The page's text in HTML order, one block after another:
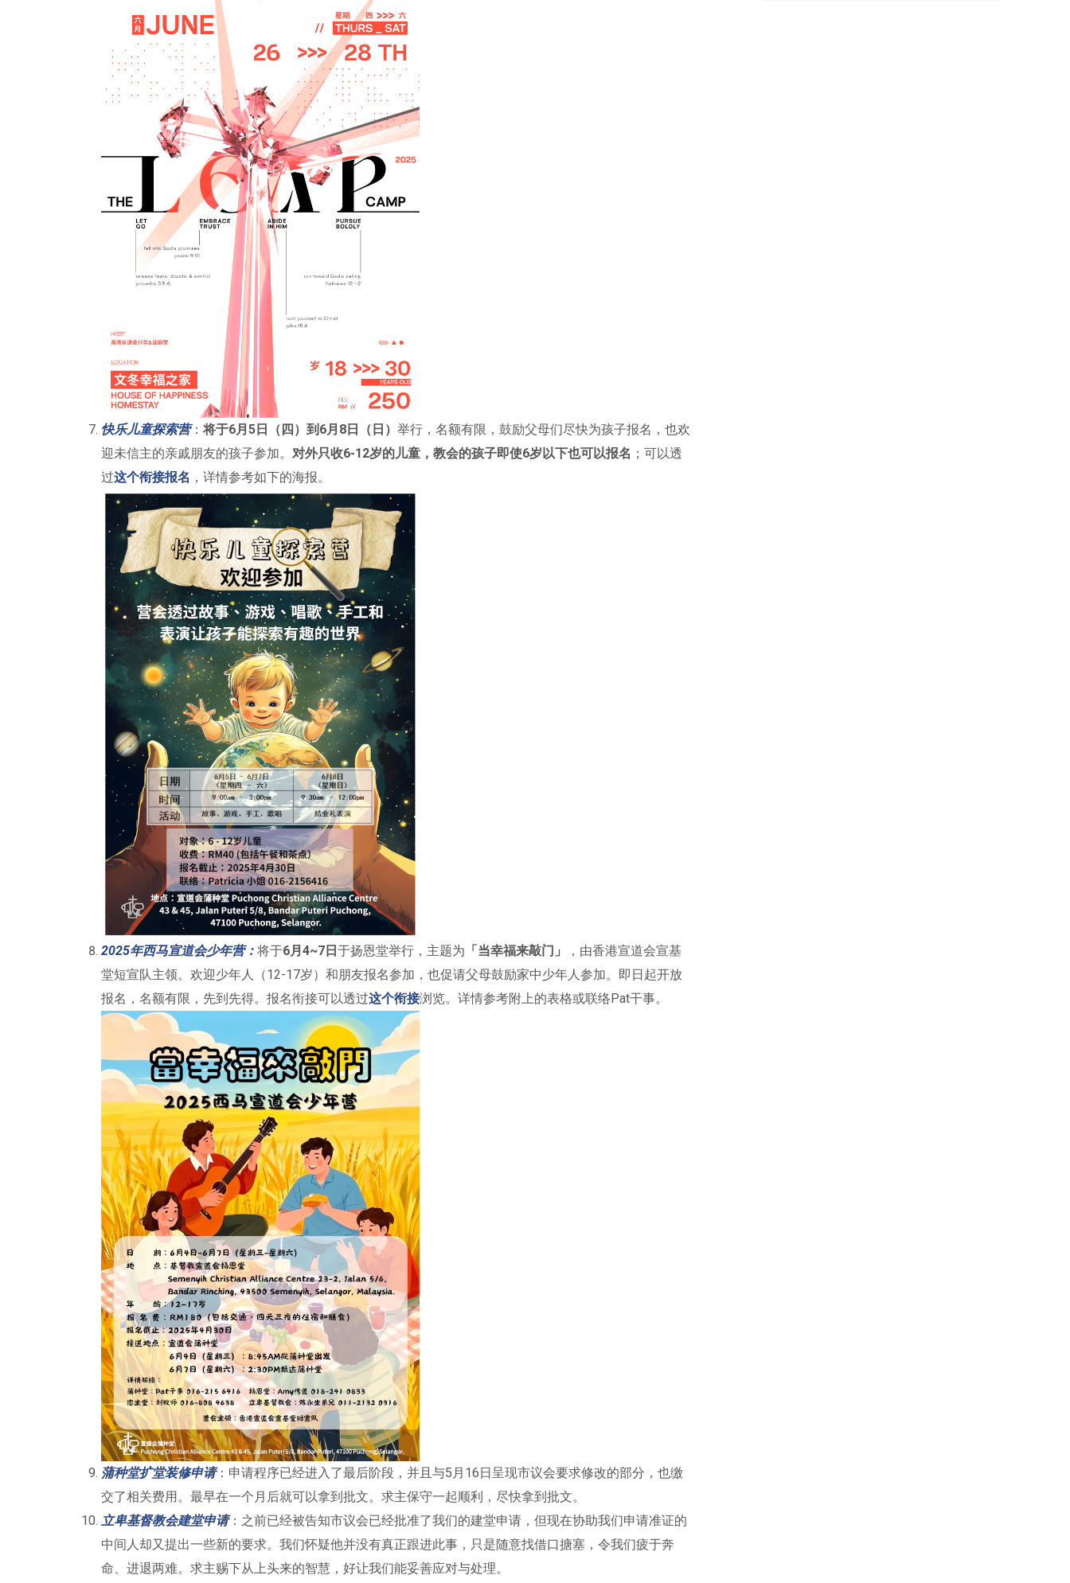
快乐儿童探索营：将于6月5日（四）到6月8日（日） 举行，名额有限，鼓励父母们尽快为孩子报名，也欢
迎未信主的亲戚朋友的孩子参加。 对外只收6-12岁的儿童，教会的孩子即使6岁以下也可以报名 ；可以透
过这个衔接报名 ，详情参考如下的海报。
2025年西马宣道会少年营： 将于6月4~7日 于扬恩堂举行，主题为 「当幸福来敲门」
，由香港宣道会宣基
堂短宣队主领。欢迎少年人（12-17岁）和朋友报名参加，也促请父母鼓励家中少年人参加。即日起开放
报名，名额有限，先到先得。报名衔接可以透过这个衔接浏览。详情参考附上的表格或联络Pat干事。
蒲种堂扩堂装修申请：申请程序已经进入了最后阶段，并且与5月16日呈现市议会要求修改的部分，也缴
交了相关费用。最早在一个月后就可以拿到批文。求主保守一起顺利，尽快拿到批文。
立卑基督教会建堂申请：之前已经被告知市议会已经批准了我们的建堂申请，但现在协助我们申请准证的
中间人却又提出一些新的要求。我们怀疑他并没有真正跟进此事，只是随意找借口搪塞，令我们疲于奔
命、进退两难。求主赐下从上头来的智慧，好让我们能妥善应对与处理。